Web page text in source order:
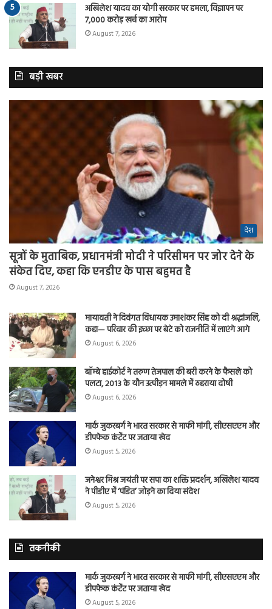
अखिलेश यादव का योगी सरकार पर हमला, विज्ञापन पर
7,000 करोड़ खर्च का आरोप
August 7, 2026
बड़ी खबर
देश
सूत्रों के मुताबिक, प्रधानमंत्री मोदी ने परिसीमन पर जोर देने के
संकेत दिए, कहा कि एनडीए के पास बहुमत है
August 7, 2026
मायावती ने दिवंगत विधायक उमाशंकर सिंह को दी श्रद्धांजलि,
कहा— परिवार की इच्छा पर बेटे को राजनीति में लाएंगे आगे
August 6, 2026
बॉम्बे हाईकोर्ट ने तरुण तेजपाल की बरी करने के फैसले को
पलटा, 2013 के यौन उत्पीड़न मामले में ठहराया दोषी
August 6, 2026
मार्क जुकरबर्ग ने भारत सरकार से माफी मांगी, सीएसएएम और
डीपफेक कंटेंट पर जताया खेद
August 5, 2026
जनेश्वर मिश्र जयंती पर सपा का शक्ति प्रदर्शन, अखिलेश यादव
ने पीडीए में ‘पंडित’ जोड़ने का दिया संदेश
August 5, 2026
तकनीकी
मार्क जुकरबर्ग ने भारत सरकार से माफी मांगी, सीएसएएम और
डीपफेक कंटेंट पर जताया खेद
August 5, 2026